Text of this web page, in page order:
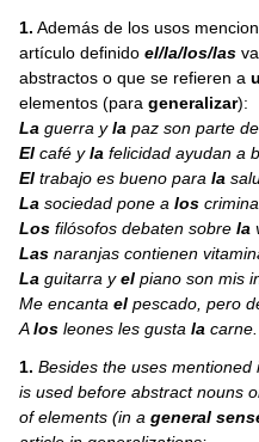
al,
del
¡A
practicar!
Práctica
15
Resumen
/
Summary
El
artículo
definido
se
usa:
The
Definite
1. Además de los usos
artículo definidoel/la/los/las
abstractos o que se refieren a
elementos (parageneralizar):
La guerra yla paz son parte
El café yla felicidad ayudan a
El trabajo es bueno parala
La sociedad pone alos
Los filósofos debaten sobrela
Las naranjas contienen
La guitarra yel piano son mis
Me encantael pescado, pero
Alos leones les gustala carne.
1. Besides the uses
is used before abstract nouns
of elements (in ageneral